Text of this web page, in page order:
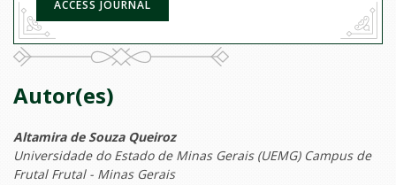
ACCESS JOURNAL
Autor(es)
Altamira de Souza Queiroz
Universidade do Estado de Minas Gerais (UEMG) Campus de
Frutal Frutal - Minas Gerais